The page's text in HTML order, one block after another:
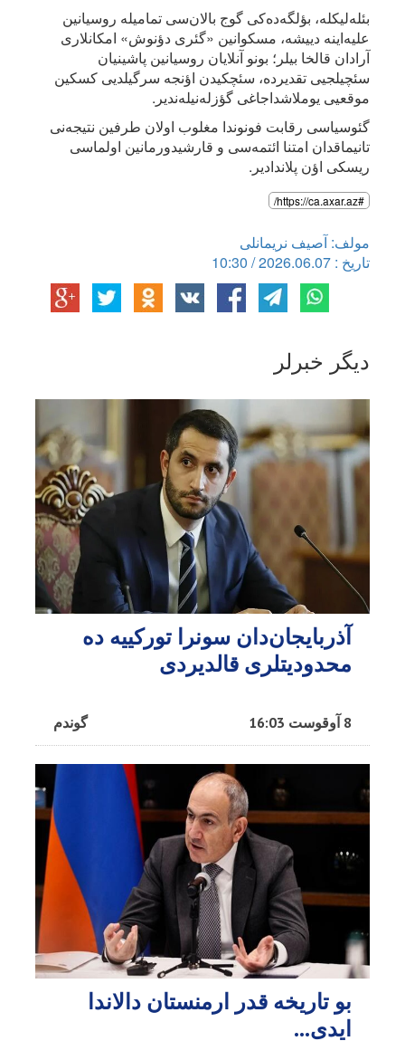
بئله‌لیکله، بؤلگه‌ده‌کی گوج بالان‌سی تمامیله روسیانین
علیه‌اینه دییشه، مسکوانین «گئری دؤنوش» امکانلاری
آرادان قالخا بیلر؛ بونو آنلایان روسیانین پاشینیان
سئچیلجیی تقدیرده، سئچکیدن اؤنجه سرگیلدیی کسکین
موقعیی یوملاشداجاغی گؤزله‌نیله‌ندیر.
گئوسیاسی رقابت فونوندا مغلوب اولان طرفین نتیجه‌نی
تانیماقدان امتنا ائتمه‌سی و قارشیدورمانین اولماسی
ریسکی اؤن پلاندادیر.
#https://ca.axar.az/
مولف: آصیف نریمانلی
تاریخ : 2026.06.07 / 10:30
دیگر خبرلر
آذربایجان‌دان سونرا تورکییه ده
محدودیتلری قالدیردی
گوندم 8 آوقوست 16:03
بو تاریخه قدر ارمنستان دالاندا
ایدی...